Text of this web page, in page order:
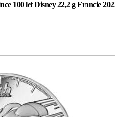
100 let Disney 22,2 g Francie